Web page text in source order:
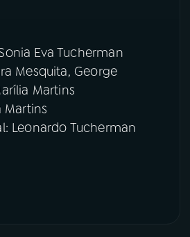
Eva Tucherman
Mesquita, George
Martins
Martins
Leonardo Tucherman